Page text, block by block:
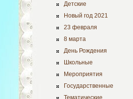
Детские
Новый год 2021
23 февраля
8 марта
День Рождения
Школьные
Мероприятия
Государственные
Тематические